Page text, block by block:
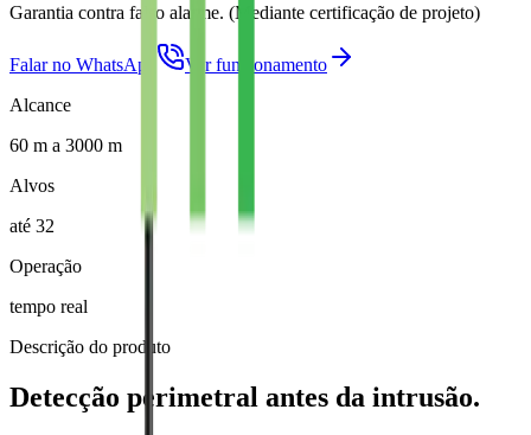
Garantia contra falso alarme. (Mediante certificação de projeto)
Falar no WhatsApp
Ver funcionamento
Alcance
60 m a 3000 m
Alvos
até 32
Operação
tempo real
Descrição do produto
Detecção perimetral antes da intrusão.